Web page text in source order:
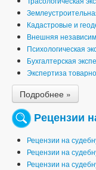
Кадастровые и
Внешняя
Психологическая
Бухгалтерская
Экспертиза
Подробнее »
Рецензии
Рецензии на
Рецензии на
Рецензии на